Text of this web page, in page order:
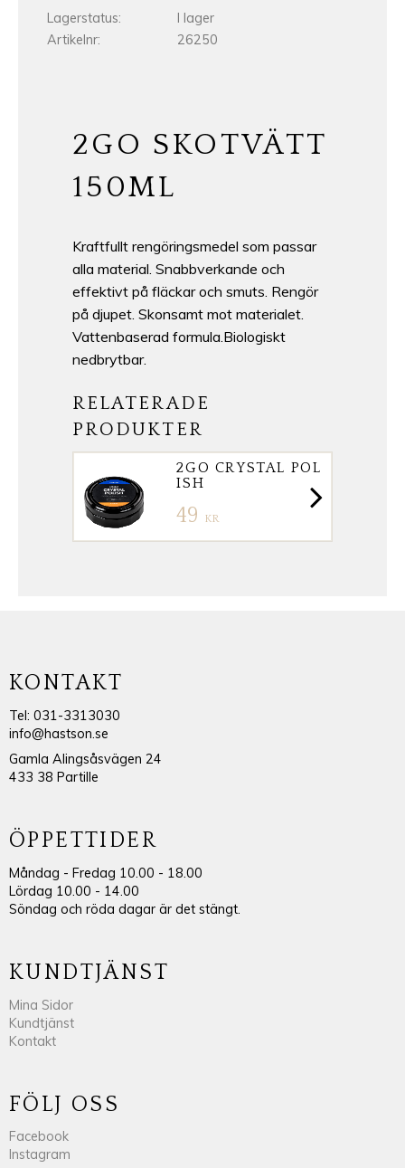
Lagerstatus
I lager
Artikelnr
26250
2GO SKOTVÄTT
150ML
Kraftfullt rengöringsmedel som passar
alla material. Snabbverkande och
effektivt på fläckar och smuts. Rengör
på djupet. Skonsamt mot materialet.
Vattenbaserad formula.Biologiskt
nedbrytbar.
RELATERADE
PRODUKTER
2GO CRYSTAL POL
ISH
49 KR
KONTAKT
Tel: 031-3313030
info@hastson.se
Gamla Alingsåsvägen 24
433 38 Partille
ÖPPETTIDER
Måndag - Fredag 10.00 - 18.00
Lördag 10.00 - 14.00
Söndag och röda dagar är det stängt.
KUNDTJÄNST
Mina Sidor
Kundtjänst
Kontakt
FÖLJ OSS
Facebook
Instagram